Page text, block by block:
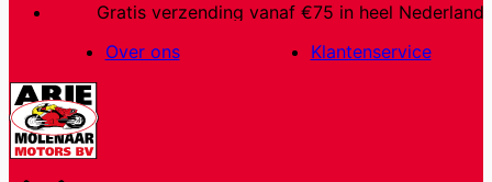
inhoud
Gratis verzending vanaf €75 in heel Nederland
Al 60 jaar een begrip in Nederland
Over ons
Klantenservice